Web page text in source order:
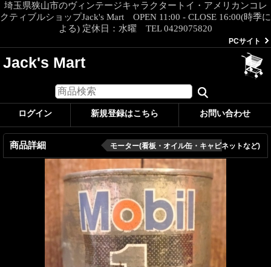
埼玉県狭山市のヴィンテージキャラクタートイ・アメリカンコレ
クティブルショップJack's Mart OPEN 11:00 - CLOSE 16:00(時季に
よる) 定休日：水曜 TEL 0429075820
PCサイト
Jack's Mart
ログイン 新規登録はこちら お問い合わせ
商品詳細 モーター(看板・オイル缶・キャビネットなど)